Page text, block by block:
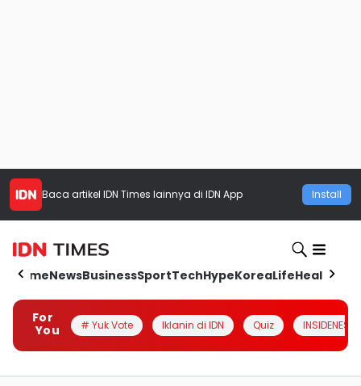
Baca artikel IDN Times lainnya di IDN App Install
HomeNewsBusinessSportTechHypeKoreaLifeHealth
For
You
# Yuk Vote Iklanin di IDN Quiz INSIDENESIA